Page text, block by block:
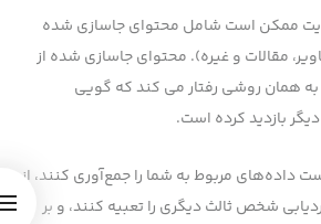
ممکن است شامل محتوای جاسازی شده
مقالات و غیره). محتوای جاسازی شده از
همان روشی رفتار می کند که گویی
بازدید کرده است.
مربوط به شما را جمع‌آوری کنند، از
شخص ثالث دیگری را تعبیه کنند، و بر